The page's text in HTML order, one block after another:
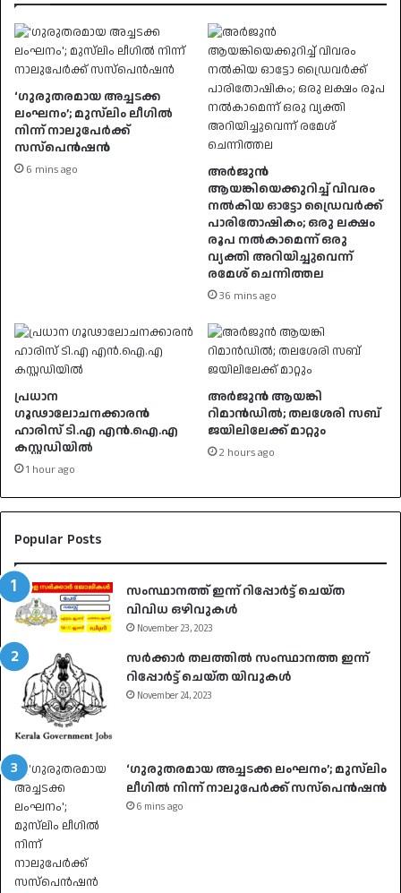
‘ഗുരുതരമായ അച്ചടക്ക
ലംഘനം’; മുസ്‌ലിം ലീഗിൽ
നിന്ന് നാലുപേർക്ക്
സസ്‌പെൻഷൻ
6 mins ago
അർജുൻ
ആയങ്കിയെക്കുറിച്ച് വിവരം
നൽകിയ ഓട്ടോ ഡ്രൈവർക്ക്
പാരിതോഷികം; ഒരു ലക്ഷം
രൂപ നൽകാമെന്ന് ഒരു
വ്യക്തി അറിയിച്ചുവെന്ന്
രമേശ് ചെന്നിത്തല
36 mins ago
പ്രധാന
ഗൂഢാലോചനക്കാരൻ
ഹാരിസ് ടി.എ എൻ.ഐ.എ
കസ്റ്റഡിയിൽ
1 hour ago
അർജുൻ ആയങ്കി
റിമാൻഡിൽ; തലശേരി സബ്
ജയിലിലേക്ക് മാറ്റും
2 hours ago
Popular Posts
സംസ്ഥാനത്ത് ഇന്ന് റിപ്പോർട്ട് ചെയ്ത
വിവിധ ഒഴിവുകൾ
November 23, 2023
സർക്കാർ തലത്തിൽ സംസ്ഥാനത്ത ഇന്ന്
റിപ്പോർട്ട് ചെയ്ത യിവുകൾ
November 24, 2023
‘ഗുരുതരമായ അച്ചടക്ക ലംഘനം’; മുസ്‌ലിം
ലീഗിൽ നിന്ന് നാലുപേർക്ക് സസ്‌പെൻഷൻ
6 mins ago